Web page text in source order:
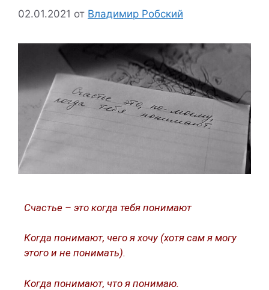
02.01.2021 от Владимир Робский
Счастье – это когда тебя понимают
Когда понимают, чего я хочу (хотя сам я могу
этого и не понимать).
Когда понимают, что я понимаю.